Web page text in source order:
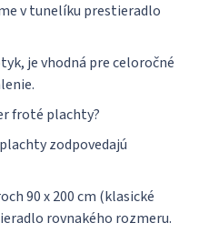
v tunelíku prestieradlo
je vhodná pre celoročné
froté plachty?
zodpovedajú
90 x 200 cm (klasické
rovnakého rozmeru.